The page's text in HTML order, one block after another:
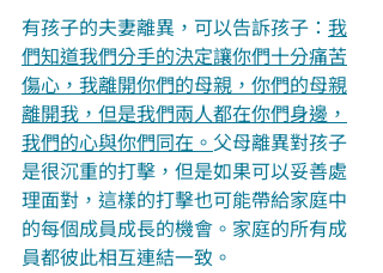
有孩子的夫妻離異，可以告訴孩子： 我
們知道我們分手的決定讓你們十分痛苦
傷心，我離開你們的母親，你們的母親
離開我，但是我們兩人都在你們身邊，
我們的心與你們同在。 父母離異對孩子
是很沉重的打擊，但是如果可以妥善處
理面對，這樣的打擊也可能帶給家庭中
的每個成員成長的機會。家庭的所有成
員都彼此相互連結一致。